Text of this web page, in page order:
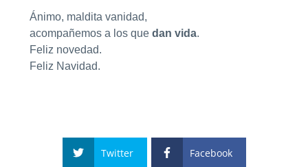
Ánimo, maldita vanidad,
acompañemos a los que dan vida.
Feliz novedad.
Feliz Navidad.
Twitter Facebook